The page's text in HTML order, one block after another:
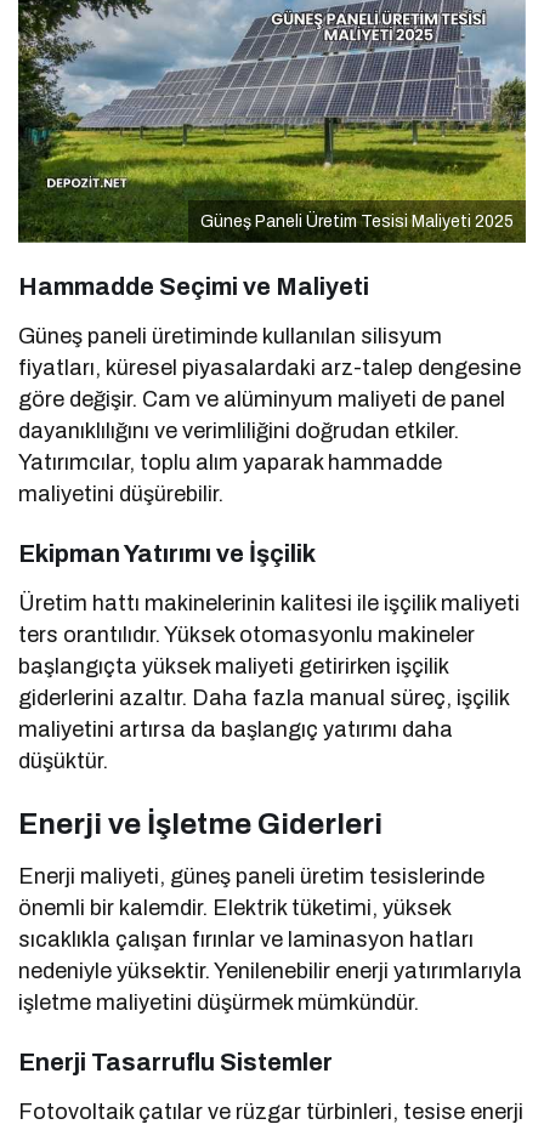
Güneş Paneli Üretim Tesisi Maliyeti 2025
Hammadde Seçimi ve Maliyeti
Güneş paneli üretiminde kullanılan silisyum
fiyatları, küresel piyasalardaki arz-talep dengesine
göre değişir. Cam ve alüminyum maliyeti de panel
dayanıklılığını ve verimliliğini doğrudan etkiler.
Yatırımcılar, toplu alım yaparak hammadde
maliyetini düşürebilir.
Ekipman Yatırımı ve İşçilik
Üretim hattı makinelerinin kalitesi ile işçilik maliyeti
ters orantılıdır. Yüksek otomasyonlu makineler
başlangıçta yüksek maliyeti getirirken işçilik
giderlerini azaltır. Daha fazla manual süreç, işçilik
maliyetini artırsa da başlangıç yatırımı daha
düşüktür.
Enerji ve İşletme Giderleri
Enerji maliyeti, güneş paneli üretim tesislerinde
önemli bir kalemdir. Elektrik tüketimi, yüksek
sıcaklıkla çalışan fırınlar ve laminasyon hatları
nedeniyle yüksektir. Yenilenebilir enerji yatırımlarıyla
işletme maliyetini düşürmek mümkündür.
Enerji Tasarruflu Sistemler
Fotovoltaik çatılar ve rüzgar türbinleri, tesise enerji